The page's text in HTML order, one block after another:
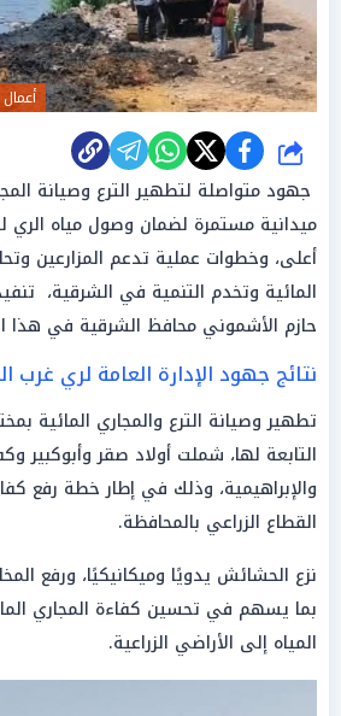
شارك
جهود متواصلة لتطهير الترع وصيانة
ميدانية مستمرة لضمان وصول مياه الري
أعلى، وخطوات عملية تدعم المزارعين
المائية وتخدم التنمية في الشرقية،
حازم الأشموني محافظ الشرقية في هذا
‏نتائج جهود الإدارة العامة لري غرب
تطهير وصيانة الترع والمجاري المائية
التابعة لها، شملت أولاد صقر وأبوكبير
والإبراهيمية، وذلك في إطار خطة رفع
القطاع الزراعي بالمحافظة.
نزع الحشائش يدويًا وميكانيكيًا، ورفع
بما يسهم في تحسين كفاءة المجاري
المياه إلى الأراضي الزراعية.